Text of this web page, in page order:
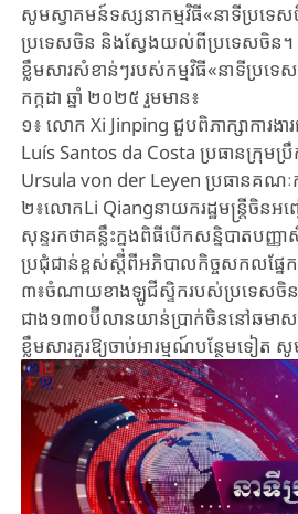
សូមស្វាគមន៍ទស្សនាកម្មវិធី«នាទីប្រទេ
ប្រទេសចិន និងស្វែងយល់ពីប្រទេសចិន។
ខ្លឹមសារសំខាន់ៗរបស់កម្មវិធី«នាទីប្រទេ
កក្កដា ឆ្នាំ ២០២៥ រួមមាន៖
១៖ លោក Xi Jinping ជួបពិភាក្សាការ
Luís Santos da Costa ប្រធានក្រុម
Ursula von der Leyen ប្រធានគណៈ
២៖លោកLi Qiangនាយករដ្ឋមន្រ្តីចិនអញ្
សុន្ទរកថាគន្លឹះក្នុងពិធីបើកសន្និបាតបញ្
ប្រជុំជាន់ខ្ពស់ស្តីពីអភិបាលកិច្ចសកលផ្នែក
៣៖ចំណាយ​ខាង​ឡូជីស្ទិក​របស់​ប្រទេសចិន​
ជាង១៣០ប៊ីលាន​យាន់ប្រាក់ចិន​នៅ​ឆមា
ខ្លឹមសារគួរឱ្យចាប់អារម្មណ៍បន្ថែមទៀត